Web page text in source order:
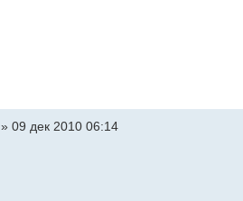
» 09 дек 2010 06:14